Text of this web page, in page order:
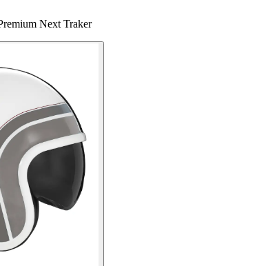
Next Traker